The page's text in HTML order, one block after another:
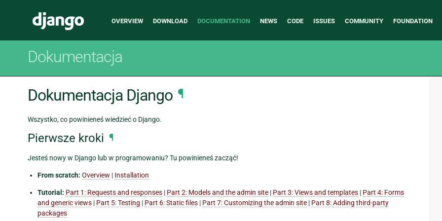
Django
Main
OVERVIEW DOWNLOAD DOCUMENTATION NEWS CODE ISSUES COMMUNITY FOUNDATION
Dokumentacja
Dokumentacja Django ¶
Wszystko, co powinieneś wiedzieć o Django.
Pierwsze kroki ¶
Jesteś nowy w Django lub w programowaniu? Tu powinieneś zacząć!
From scratch: Overview | Installation
Tutorial: Part 1: Requests and responses | Part 2: Models and the admin site | Part 3: Views and templates | Part 4: Forms
and generic views | Part 5: Testing | Part 6: Static files | Part 7: Customizing the admin site | Part 8: Adding third-party
packages